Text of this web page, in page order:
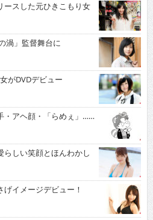
スした元ひきこもり女
渦」監督舞台に
がDVDデビュー
アヘ顔・「らめぇ」……
しい笑顔とほんわかし
イメージデビュー！